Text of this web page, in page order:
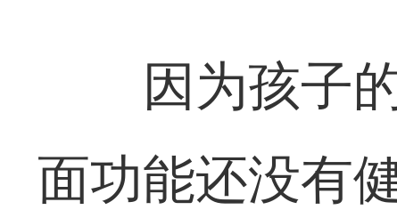
因为孩子
面功能还没有